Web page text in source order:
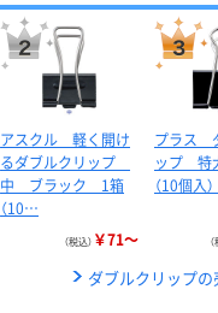
アスクル 軽く開け
るダブルクリップ
中 ブラック 1箱
（10…
（税込） ￥71～
プラス
ップ
（10個
ダブルクリップ